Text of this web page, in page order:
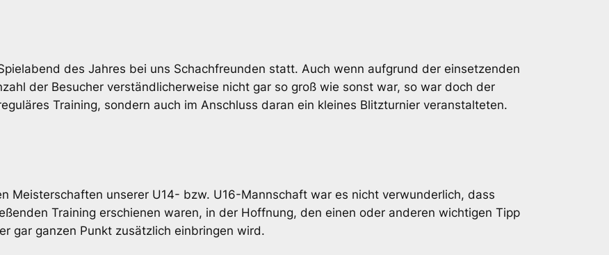
des Jahres bei uns Schachfreunden statt. Auch wenn aufgrund der einsetzenden
der Besucher verständlicherweise nicht gar so groß wie sonst war, so war doch der
Training, sondern auch im Anschluss daran ein kleines Blitzturnier veranstalteten.
Meisterschaften unserer U14- bzw. U16-Mannschaft war es nicht verwunderlich, dass
Training erschienen waren, in der Hoffnung, den einen oder anderen wichtigen Tipp
gar ganzen Punkt zusätzlich einbringen wird.